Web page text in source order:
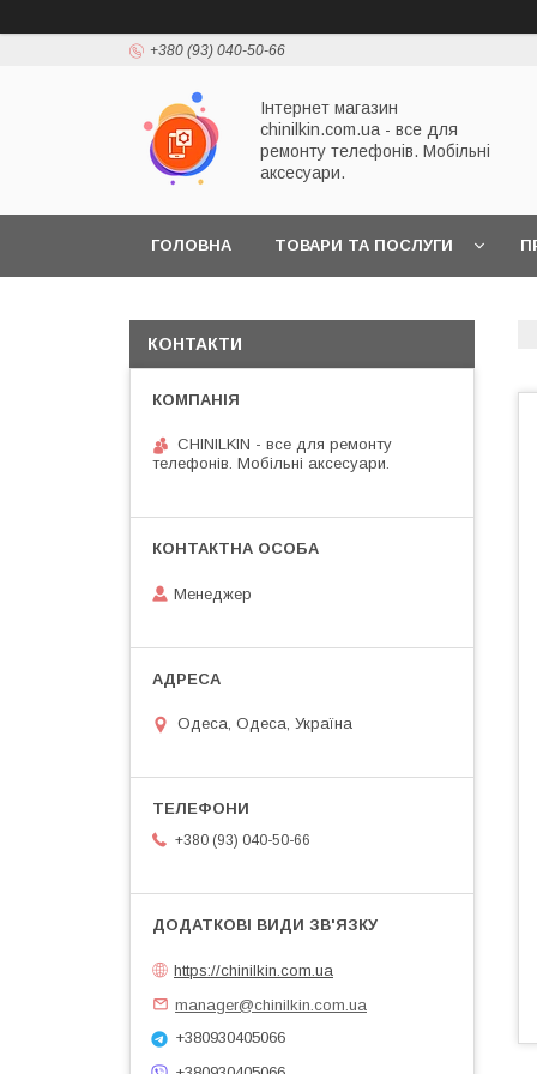
+380 (93) 040-50-66
Інтернет магазин
chinilkin.com.ua - все для
ремонту телефонів. Мобільні
аксесуари.
ГОЛОВНА ТОВАРИ ТА ПОСЛУГИ
КОНТАКТИ
CHINILKIN - все для ремонту
телефонів. Мобільні аксесуари.
Менеджер
Одеса, Одеса, Україна
+380 (93) 040-50-66
https://chinilkin.com.ua
manager@chinilkin.com.ua
+380930405066